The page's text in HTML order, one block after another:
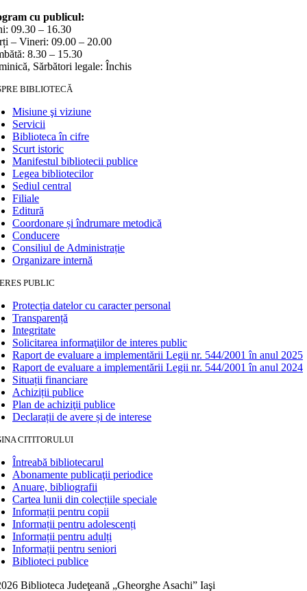
cu publicul:
09.30 – 16.30
– Vineri: 09.00 – 20.00
8.30 – 15.30
Sărbători legale: Închis
BIBLIOTECĂ
Misiune şi viziune
Servicii
Biblioteca în cifre
Scurt istoric
Manifestul bibliotecii publice
Legea bibliotecilor
Sediul central
Filiale
Editură
Coordonare și îndrumare metodică
Conducere
Consiliul de Administrație
Organizare internă
PUBLIC
Protecția datelor cu caracter personal
Transparență
Integritate
Solicitarea informaţiilor de interes public
Raport de evaluare a implementării Legii nr. 544/2001 în anul 2025
Raport de evaluare a implementării Legii nr. 544/2001 în anul 2024
Situații financiare
Achiziții publice
Plan de achiziţii publice
Declarații de avere și de interese
CITITORULUI
Întreabă bibliotecarul
Abonamente publicaţii periodice
Anuare, bibliografii
Cartea lunii din colecțiile speciale
Informații pentru copii
Informații pentru adolescenți
Informații pentru adulți
Informații pentru seniori
Biblioteci publice
Biblioteca Judeţeană „Gheorghe Asachi” Iaşi